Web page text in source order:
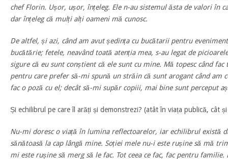
chef Florin. Ușor, ușor, înțeleg. Ele n-au sistemul ăsta de valori în
dar înțeleg că mulți alți oameni mă cunosc.
De altfel, și azi, când am avut ședința cu bucătarii pentru
bucătărie; fetele, neavând toată atenția mea, s-au legat de
sigure că eu sunt conștient că ele sunt cu mine. Mă topesc când
pentru care prefer să-mi spună un străin că sunt arogant când am
fac o poză cu el; decât să-mi supăr copiii, mai bine sunt perceput
Și echilibrul pe care îl arăți și demonstrezi? (atât în viața publică, cât
Nu-mi doresc o viață în lumina reflectoarelor, iar echilibrul există
sănătoasă la cap lângă mine. Soției mele nu-i este rușine să mă
mi este rușine să merg să le fac. Tot ceea ce fac, fac pentru familie.